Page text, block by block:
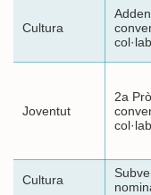
Cultura
Joventut
2a
Cultura